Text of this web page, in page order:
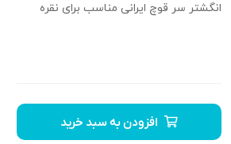
انگشتر سر قوچ ایرانی مناسب برای نقره
افزودن به سبد خرید